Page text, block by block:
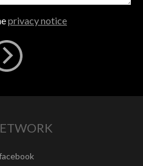
privacy notice